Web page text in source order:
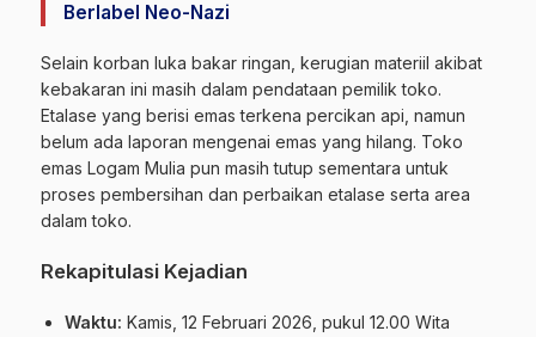
Berlabel Neo-Nazi
Selain korban luka bakar ringan, kerugian materiil akibat
kebakaran ini masih dalam pendataan pemilik toko.
Etalase yang berisi emas terkena percikan api, namun
belum ada laporan mengenai emas yang hilang. Toko
emas Logam Mulia pun masih tutup sementara untuk
proses pembersihan dan perbaikan etalase serta area
dalam toko.
Rekapitulasi Kejadian
Waktu: Kamis, 12 Februari 2026, pukul 12.00 Wita